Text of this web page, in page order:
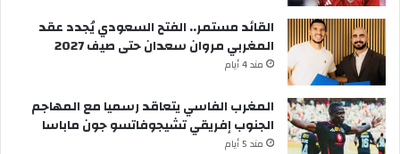
القائد مستمر.. الفتح السعودي يُجدد عقد
المغربي مروان سعدان حتى صيف 2027
مند 4 أيام
المغرب الفاسي يتعاقد رسميا مع المهاجم
الجنوب إفريقي تشيجوفاتسو جون ماباسا
مند 5 أيام